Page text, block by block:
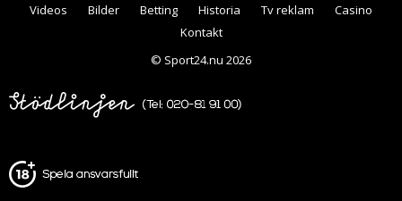
Videos Bilder Betting Historia Tv reklam
Casino
Kontakt
© Sport24.nu 2026